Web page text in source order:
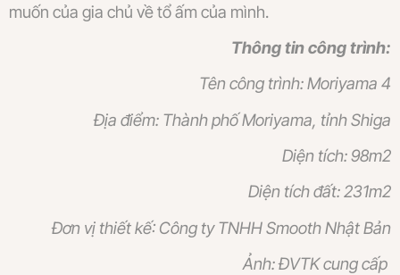
muốn của gia chủ về tổ ấm của mình.
Thông tin công trình:
Tên công trình: Moriyama 4
Địa điểm: Thành phố Moriyama, tỉnh Shiga
Diện tích: 98m2
Diện tích đất: 231m2
Đơn vị thiết kế: Công ty TNHH Smooth Nhật Bản
Ảnh: ĐVTK cung cấp